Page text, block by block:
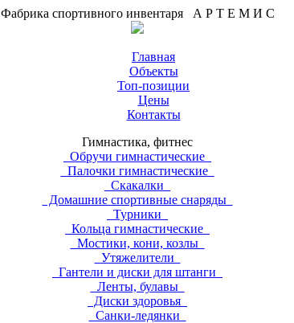
Фабрика спортивного инвентаря А Р Т Е М И С
Главная
Объекты
Топ-позиции
Цены
Контакты
Гимнастика, фитнес
Обручи гимнастические
Палочки гимнастические
Скакалки
Домашние спортивные снаряды
Турники
Кольца гимнастические
Мостики, кони, козлы
Утяжелители
Гантели и диски для штанги
Ленты, булавы
Диски здоровья
Санки-ледянки